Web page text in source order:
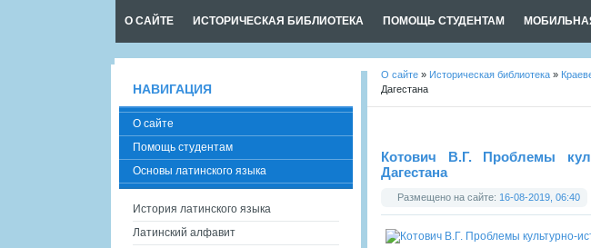
О САЙТЕ ИСТОРИЧЕСКАЯ БИБЛИОТЕКА ПОМОЩЬ СТУДЕНТАМ
О сайте » Историческая библиотека »
Дагестана
Котович В.Г. Проблемы
Дагестана
Размещено на сайте: 16-08-2019, 06:40
НАВИГАЦИЯ
О сайте
Помощь студентам
Основы латинского языка
История латинского языка
Латинский алфавит